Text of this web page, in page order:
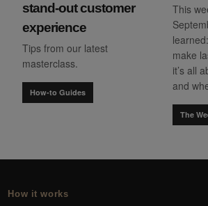
stand-out customer
experience
Tips from our latest
masterclass.
How-to Guides
This
make
it’s all
and
The
How it works